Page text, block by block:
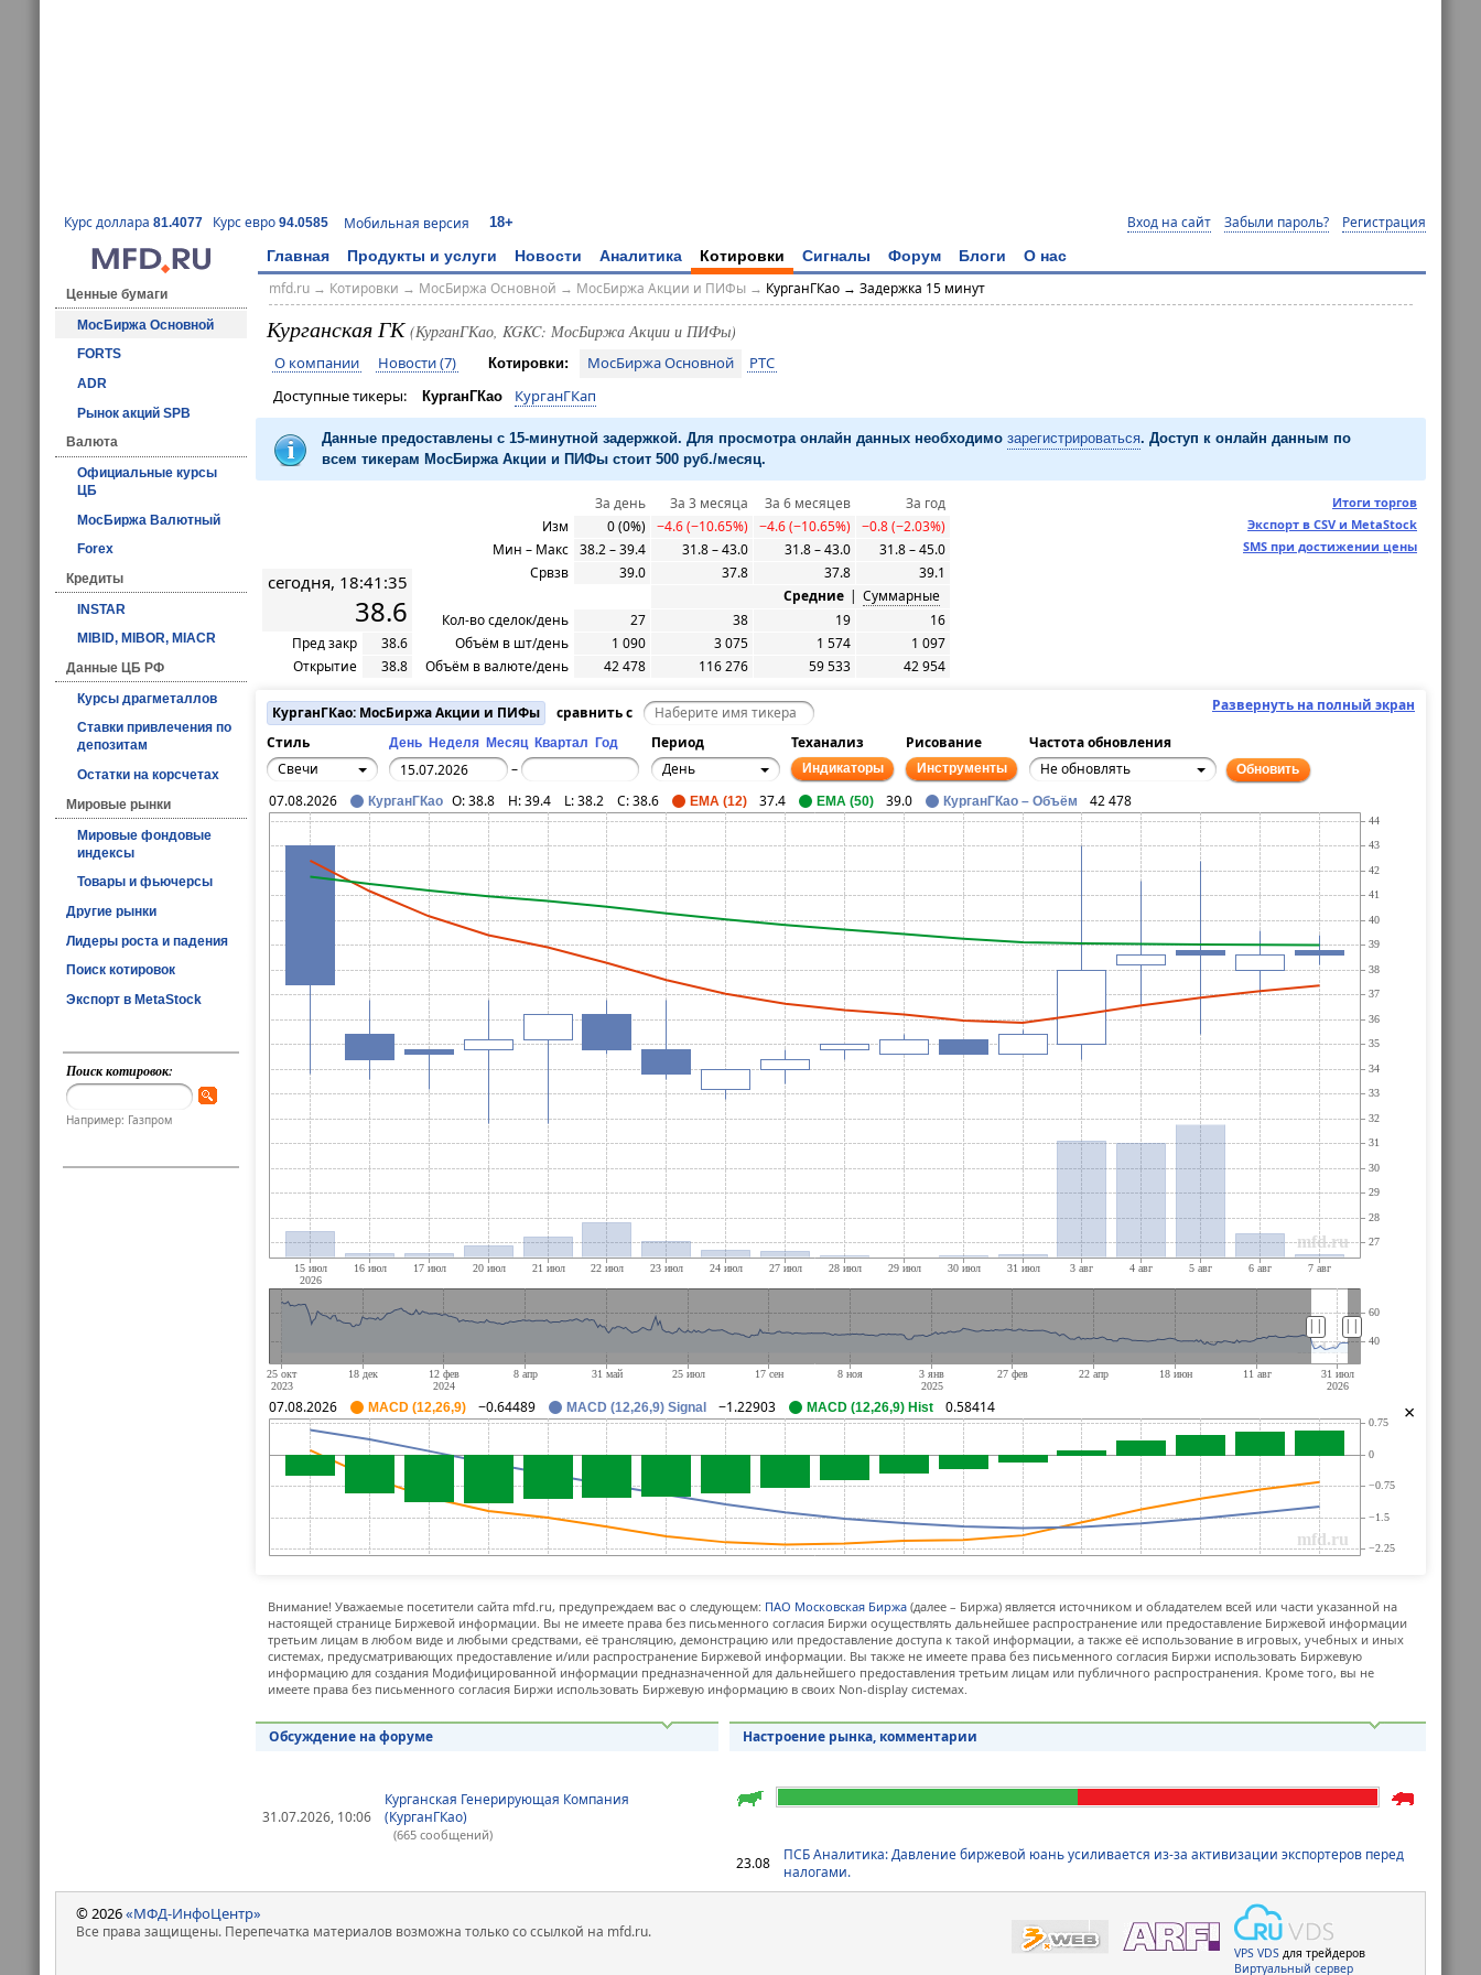
Курс доллара 81.4077 Курс евро 94.0585 Мобильная версия 18+ Вход на сайт Забыли пароль? Регистрация
Главная Продукты и услуги Новости Аналитика Котировки Сигналы Форум Блоги О нас
Ценные бумаги
МосБиржа Основной
FORTS
ADR
Рынок акций SPB
Валюта
Официальные курсы
ЦБ
МосБиржа Валютный
Forex
Кредиты
INSTAR
MIBID, MIBOR, MIACR
Данные ЦБ РФ
Курсы драгметаллов
Ставки привлечения по
депозитам
Остатки на корсчетах
Мировые рынки
Мировые фондовые
индексы
Товары и фьючерсы
Другие рынки
Лидеры роста и падения
Поиск котировок
Экспорт в MetaStock
Поиск котировок:
Например: Газпром
mfd.ru→ Котировки → МосБиржа Основной → МосБиржа Акции и ПИФы→ КурганГКао → Задержка 15 минут
Курганская ГК (КурганГКао, KGKC: МосБиржа Акции и ПИФы)
О компании Новости (7) Котировки: МосБиржа Основной
РТС
Доступные тикеры:
КурганГКао КурганГКап
Данные предоставлены с 15-минутной задержкой. Для просмотра онлайн данных необходимо зарегистрироваться. Доступ к онлайн данным по
всем тикерам МосБиржа Акции и ПИФы стоит 500 руб./месяц.
Итоги торгов
Экспорт в CSV и MetaStock
SMS при достижении цены
сегодня, 18:41:35
38.6
Пред закр
38.6
Открытие
38.8
За день За 3 месяца За 6 месяцев
За год
Изм
0 (0%) −4.6 (−10.65%) −4.6 (−10.65%)
−0.8 (−2.03%)
Мин – Макс 38.2 – 39.4 31.8 – 43.0 31.8 – 43.0
31.8 – 45.0
Срвзв
39.0 37.8 37.8
39.1
Средние | Суммарные
Кол-во сделок/день
27 38 19
16
Объём в шт/день
1 090 3 075 1 574
1 097
Объём в валюте/день
42 478 116 276 59 533 42 954
Развернуть на полный экран
КурганГКао: МосБиржа Акции и ПИФы
сравнить с
Стиль
День Неделя Месяц Квартал Год Период Теханализ Рисование
Частота обновления
Свечи
– День Индикаторы Инструменты Не обновлять Обновить
|| ||
×
07.08.2026 КурганГКао O:38.8 H:39.4 L:38.2 C:38.6 EMA (12) 37.4 EMA (50) 39.0 КурганГКао – Объём 42 478
07.08.2026 MACD (12,26,9) −0.64489 MACD (12,26,9) Signal −1.22903 MACD (12,26,9) Hist 0.58414
Внимание! Уважаемые посетители сайта mfd.ru, предупреждаем вас о следующем: ПАО Московская Биржа (далее – Биржа) является источником и обладателем всей или части указанной на
настоящей странице Биржевой информации. Вы не имеете права без письменного согласия Биржи осуществлять дальнейшее распространение или предоставление Биржевой информации
третьим лицам в любом виде и любыми средствами, её трансляцию, демонстрацию или предоставление доступа к такой информации, а также её использование в игровых, учебных и иных
системах, предусматривающих предоставление и/или распространение Биржевой информации. Вы также не имеете права без письменного согласия Биржи использовать Биржевую
информацию для создания Модифицированной информации предназначенной для дальнейшего предоставления третьим лицам или публичного распространения. Кроме того, вы не
имеете права без письменного согласия Биржи использовать Биржевую информацию в своих Non-display системах.
Обсуждение на форуме
31.07.2026, 10:06
Курганская Генерирующая Компания
(КурганГКао)
(665 сообщений)
Настроение рынка, комментарии
23.08
ПСБ Аналитика: Давление биржевой юань усиливается из-за активизации экспортеров перед
налогами.
© 2026«МФД-ИнфоЦентр»
Все права защищены. Перепечатка материалов возможна только со ссылкой на mfd.ru.
VPS VDS для трейдеров
Виртуальный сервер